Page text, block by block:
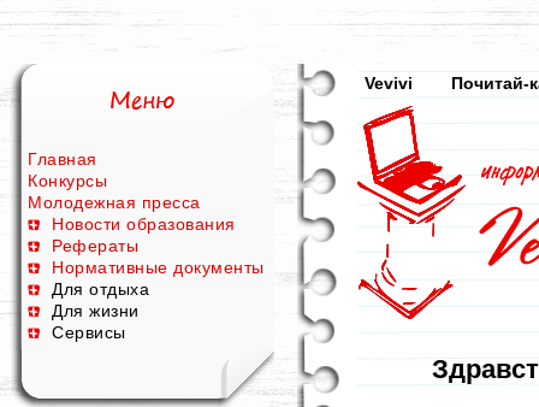
Главная
Конкурсы
Молодежная пресса
Новости образования
Рефераты
Нормативные документы
Для отдыха
Для жизни
Сервисы
Vevivi Почитай-